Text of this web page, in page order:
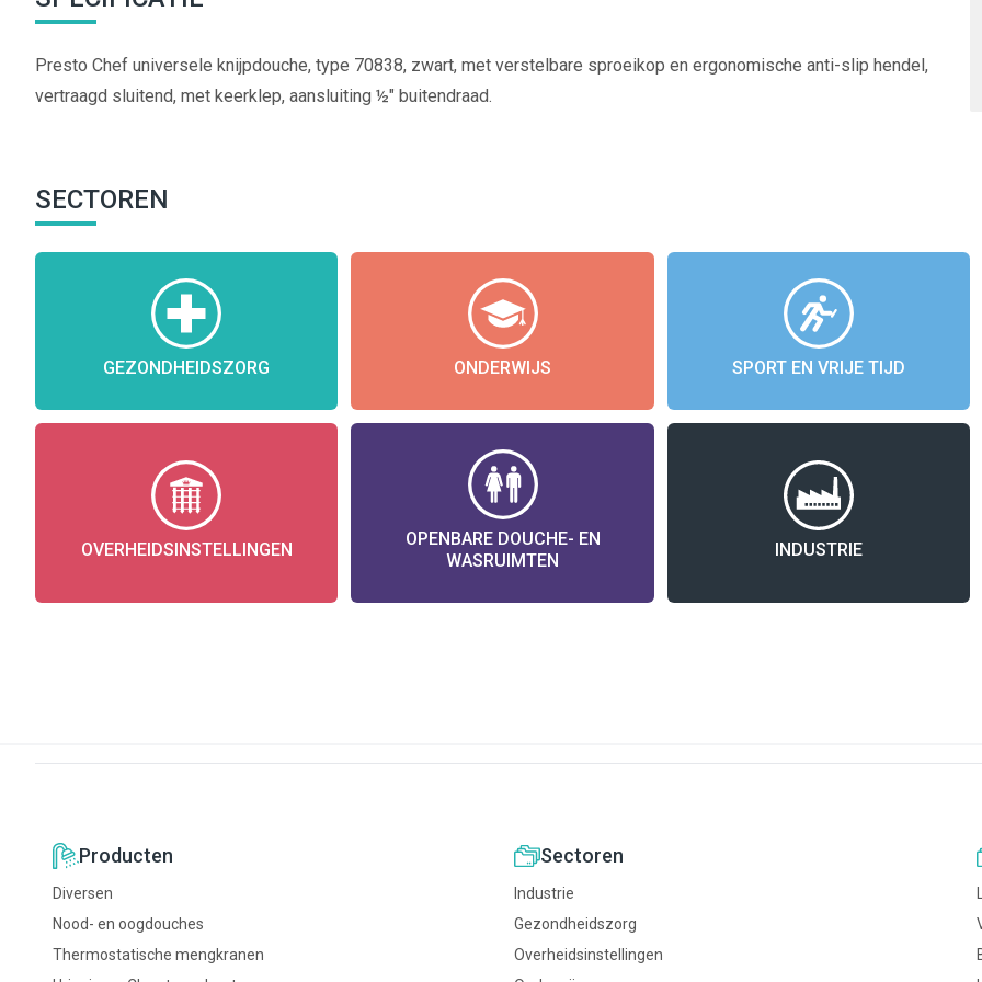
Presto Chef universele knijpdouche, type 70838, zwart, met verstelbare sproeikop en ergonomische anti-slip hendel,
vertraagd sluitend, met keerklep, aansluiting ½" buitendraad.
SECTOREN
GEZONDHEIDSZORG ONDERWIJS SPORT EN VRIJE TIJD
OVERHEIDSINSTELLINGEN
OPENBARE DOUCHE- EN
WASRUIMTEN
INDUSTRIE
Producten
Diversen
Nood- en oogdouches
Thermostatische mengkranen
Sectoren
Industrie
Gezondheidszorg
Overheidsinstellingen